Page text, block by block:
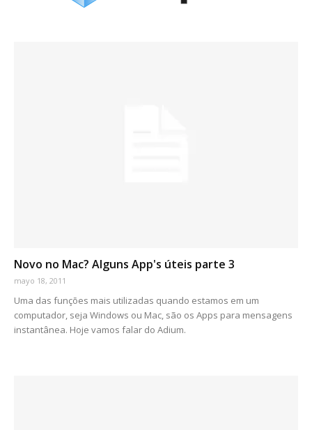
Novo no Mac? Alguns App's úteis parte 3
mayo 18, 2011
Uma das funções mais utilizadas quando estamos em um
computador, seja Windows ou Mac, são os Apps para mensagens
instantânea. Hoje vamos falar do Adium.